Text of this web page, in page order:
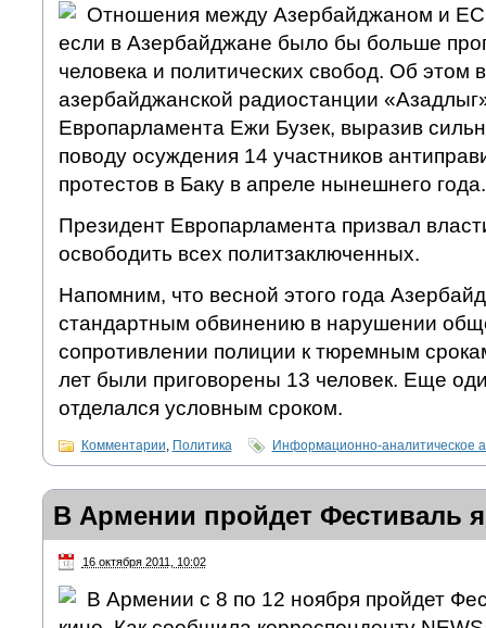
Отношения между Азербайджаном и ЕС
если в Азербайджане было бы больше
человека и политических свобод. Об этом
азербайджанской радиостанции
Европарламента Ежи Бузек, выразив
поводу осуждения 14 участников
протестов в Баку в апреле нынешнего года.
Президент Европарламента призвал
освободить всех политзаключенных.
Напомним, что весной этого года
стандартным обвинению в нарушении
сопротивлении полиции к тюремным
лет были приговорены 13 человек. Еще
отделался условным сроком.
Комментарии, Политика Информационно-аналитическое
В Армении пройдет Фестиваль
16 октября 2011, 10:02
В Армении с 8 по 12 ноября пройдет